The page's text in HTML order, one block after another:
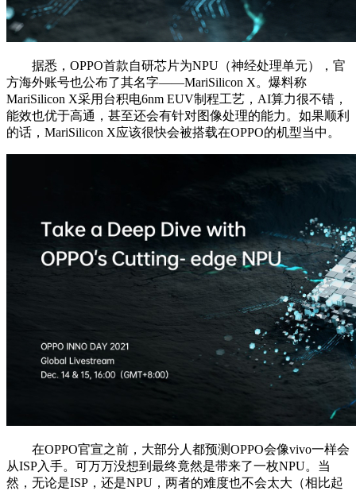
据悉，OPPO首款自研芯片为NPU（神经处理单元），官
方海外账号也公布了其名字——MariSilicon X。爆料称
MariSilicon X采用台积电6nm EUV制程工艺，AI算力很不错，
能效也优于高通，甚至还会有针对图像处理的能力。如果顺利
的话，MariSilicon X应该很快会被搭载在OPPO的机型当中。
在OPPO官宣之前，大部分人都预测OPPO会像vivo一样会
从ISP入手。可万万没想到最终竟然是带来了一枚NPU。当
然，无论是ISP，还是NPU，两者的难度也不会太大（相比起